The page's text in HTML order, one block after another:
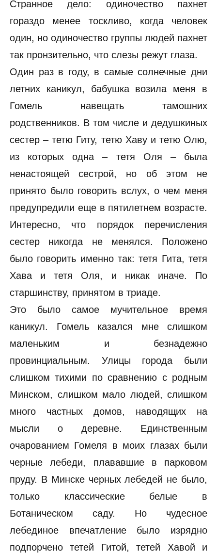
Странное дело: одиночество пахнет
гораздо менее тоскливо, когда человек
один, но одиночество группы людей пахнет
так пронзительно, что слезы режут глаза.
Один раз в году, в самые солнечные дни
летних каникул, бабушка возила меня в
Гомель навещать тамошних
родственников. В том числе и дедушкиных
сестер – тетю Гиту, тетю Хаву и тетю Олю,
из которых одна – тетя Оля – была
ненастоящей сестрой, но об этом не
принято было говорить вслух, о чем меня
предупредили еще в пятилетнем возрасте.
Интересно, что порядок перечисления
сестер никогда не менялся. Положено
было говорить именно так: тетя Гита, тетя
Хава и тетя Оля, и никак иначе. По
старшинству, принятом в триаде.
Это было самое мучительное время
каникул. Гомель казался мне слишком
маленьким и безнадежно
провинциальным. Улицы города были
слишком тихими по сравнению с родным
Минском, слишком мало людей, слишком
много частных домов, наводящих на
мысли о деревне. Единственным
очарованием Гомеля в моих глазах были
черные лебеди, плававшие в парковом
пруду. В Минске черных лебедей не было,
только классические белые в
Ботаническом саду. Но чудесное
лебединое впечатление было изрядно
подпорчено тетей Гитой, тетей Хавой и